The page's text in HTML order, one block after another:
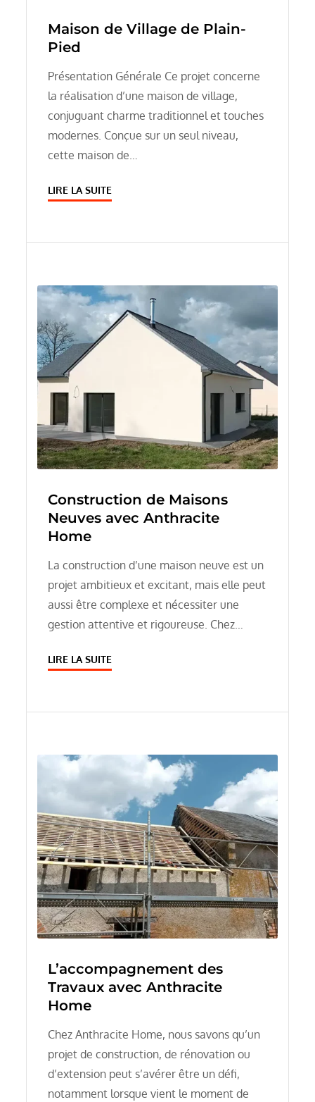
Maison de Village de Plain-
Pied
Présentation Générale Ce projet concerne
la réalisation d’une maison de village,
conjuguant charme traditionnel et touches
modernes. Conçue sur un seul niveau,
cette maison de…
LIRE LA SUITE
Construction de Maisons
Neuves avec Anthracite
Home
La construction d’une maison neuve est un
projet ambitieux et excitant, mais elle peut
aussi être complexe et nécessiter une
gestion attentive et rigoureuse. Chez…
LIRE LA SUITE
L’accompagnement des
Travaux avec Anthracite
Home
Chez Anthracite Home, nous savons qu’un
projet de construction, de rénovation ou
d’extension peut s’avérer être un défi,
notamment lorsque vient le moment de